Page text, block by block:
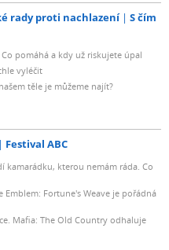
rady proti nachlazení
S čím
pomáhá a kdy už riskujete úpal
vyléčit
těle je můžeme najít?
Festival ABC
kterou nemám ráda. Co
Emblem: Fortune's Weave je pořádná
Mafia: The Old Country odhaluje